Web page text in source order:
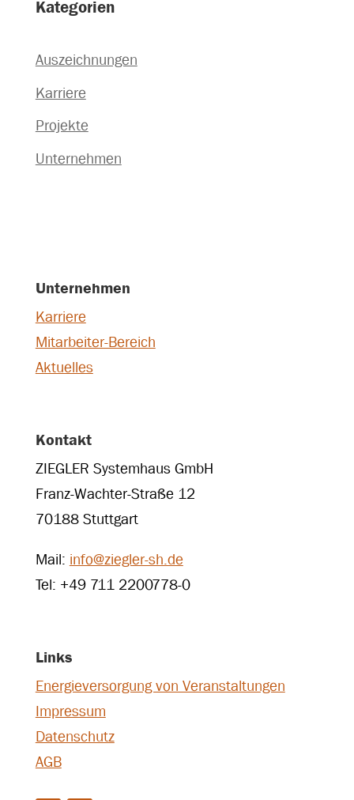
Kategorien
Auszeichnungen
Karriere
Projekte
Unternehmen
Unternehmen
Karriere
Mitarbeiter-Bereich
Aktuelles
Kontakt
ZIEGLER Systemhaus GmbH
Franz-Wachter-Straße 12
70188 Stuttgart
Mail: info@ziegler-sh.de
Tel: +49 711 2200778-0
Links
Energieversorgung von Veranstaltungen
Impressum
Datenschutz
AGB